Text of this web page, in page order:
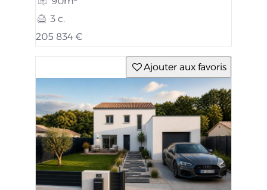
3 c.
205 834 €
Ajouter aux favoris